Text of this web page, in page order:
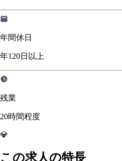
年間休日
年120日以上
残業
20時間程度
💎
この求人の特長